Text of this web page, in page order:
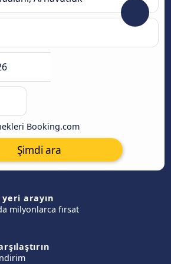
Booking.com
Şimdi ara
arayın
milyonlarca fırsat